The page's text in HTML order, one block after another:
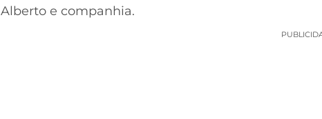
Alberto e companhia.